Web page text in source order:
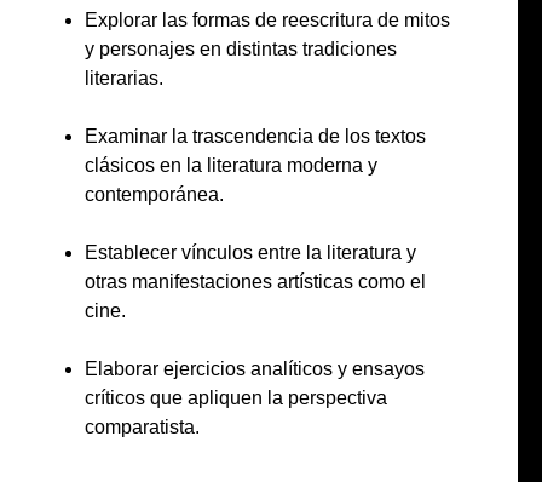
Explorar las formas de reescritura de mitos
y personajes en distintas tradiciones
literarias.
Examinar la trascendencia de los textos
clásicos en la literatura moderna y
contemporánea.
Establecer vínculos entre la literatura y
otras manifestaciones artísticas como el
cine.
Elaborar ejercicios analíticos y ensayos
críticos que apliquen la perspectiva
comparatista.